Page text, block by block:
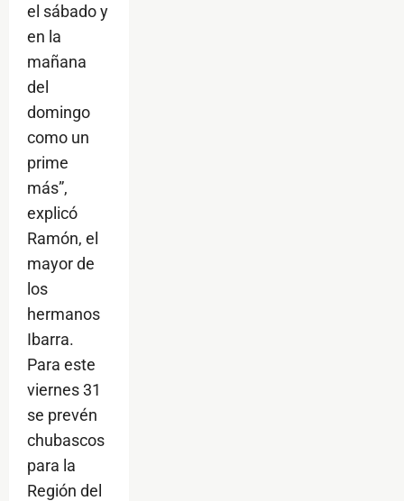
el sábado y
en la
mañana
del
domingo
como un
prime
más”,
explicó
Ramón, el
mayor de
los
hermanos
Ibarra.
Para este
viernes 31
se prevén
chubascos
para la
Región del